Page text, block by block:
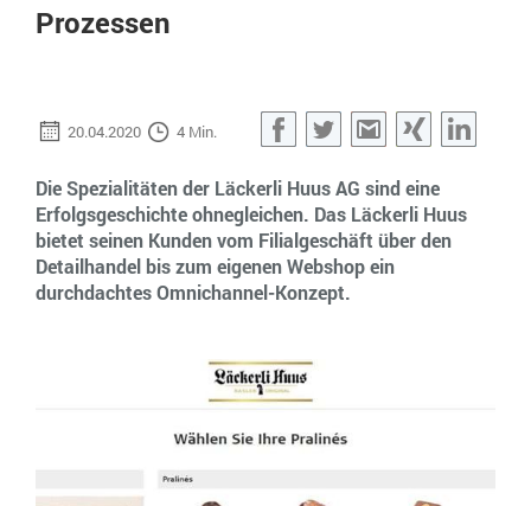
Prozessen
20.04.2020 4 Min. FacebookTwitterGmailXING
Die Spezialitäten der Läckerli Huus AG sind eine
Erfolgsgeschichte ohnegleichen. Das Läckerli Huus
bietet seinen Kunden vom Filialgeschäft über den
Detailhandel bis zum eigenen Webshop ein
durchdachtes Omnichannel-Konzept.